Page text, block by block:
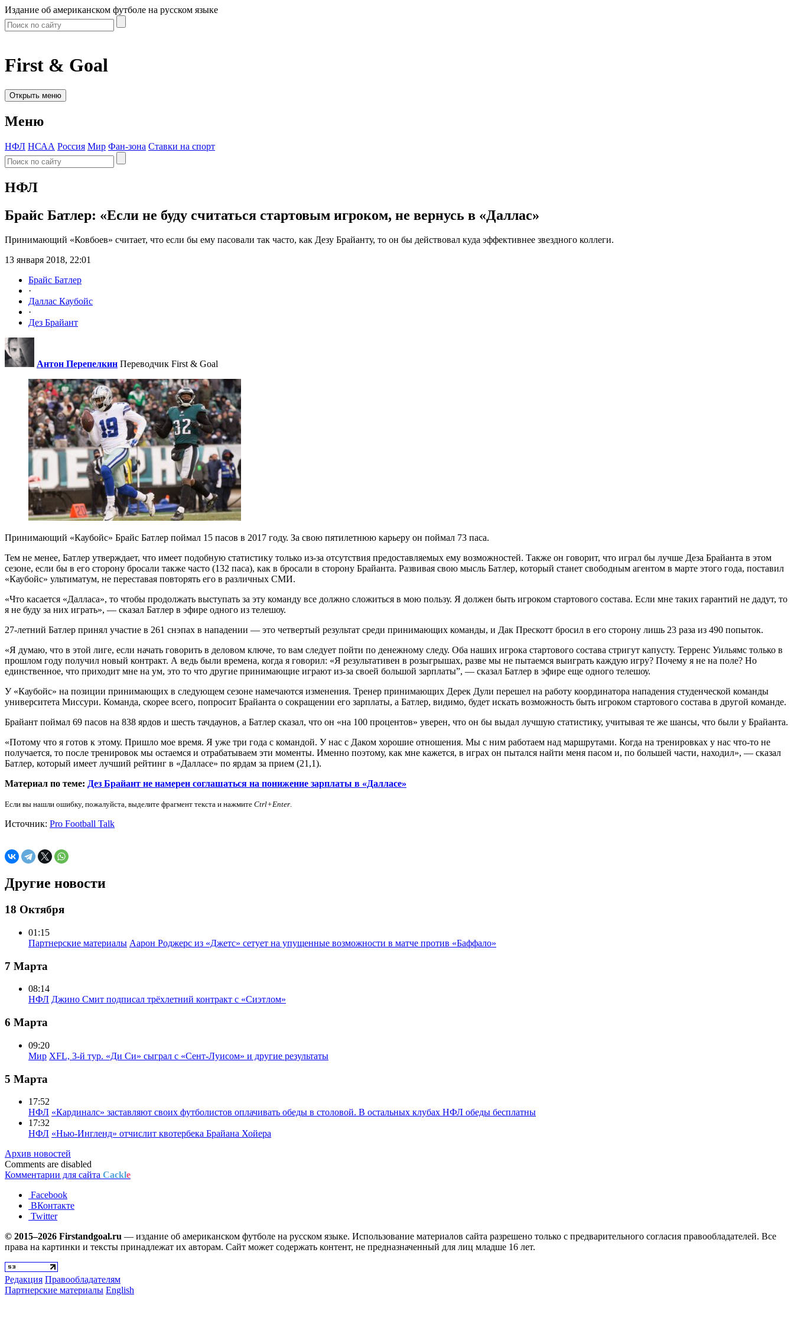
Издание об американском футболе на русском языке
First & Goal
Открыть меню
Меню
НФЛ НСАА Россия Мир Фан-зона Ставки на спорт
НФЛ
Брайс Батлер: «Если не буду считаться стартовым игроком, не вернусь в «Даллас»
Принимающий «Ковбоев» считает, что если бы ему пасовали так часто, как Дезу Брайанту, то он бы действовал куда эффективнее звездного коллеги.
13 января 2018, 22:01
Брайс Батлер
·
Даллас Каубойс
·
Дез Брайант
Антон Перепелкин Переводчик First & Goal
Принимающий «Каубойс» Брайс Батлер поймал 15 пасов в 2017 году. За свою пятилетнюю карьеру он поймал 73 паса.
Тем не менее, Батлер утверждает, что имеет подобную статистику только из-за отсутствия предоставляемых ему возможностей. Также он говорит, что играл бы лучше Деза Брайанта в этом
сезоне, если бы в его сторону бросали также часто (132 паса), как в бросали в сторону Брайанта. Развивая свою мысль Батлер, который станет свободным агентом в марте этого года, поставил
«Каубойс» ультиматум, не переставая повторять его в различных СМИ.
«Что касается «Далласа», то чтобы продолжать выступать за эту команду все должно сложиться в мою пользу. Я должен быть игроком стартового состава. Если мне таких гарантий не дадут, то
я не буду за них играть», — сказал Батлер в эфире одного из телешоу.
27-летний Батлер принял участие в 261 снэпах в нападении — это четвертый результат среди принимающих команды, и Дак Прескотт бросил в его сторону лишь 23 раза из 490 попыток.
«Я думаю, что в этой лиге, если начать говорить в деловом ключе, то вам следует пойти по денежному следу. Оба наших игрока стартового состава стригут капусту. Терренс Уильямс только в
прошлом году получил новый контракт. А ведь были времена, когда я говорил: «Я результативен в розыгрышах, разве мы не пытаемся выиграть каждую игру? Почему я не на поле? Но
единственное, что приходит мне на ум, это то что другие принимающие играют из-за своей большой зарплаты”, — сказал Батлер в эфире еще одного телешоу.
У «Каубойс» на позиции принимающих в следующем сезоне намечаются изменения. Тренер принимающих Дерек Дули перешел на работу координатора нападения студенческой команды
университета Миссури. Команда, скорее всего, попросит Брайанта о сокращении его зарплаты, а Батлер, видимо, будет искать возможность быть игроком стартового состава в другой команде.
Брайант поймал 69 пасов на 838 ярдов и шесть тачдаунов, а Батлер сказал, что он «на 100 процентов» уверен, что он бы выдал лучшую статистику, учитывая те же шансы, что были у Брайанта.
«Потому что я готов к этому. Пришло мое время. Я уже три года с командой. У нас с Даком хорошие отношения. Мы с ним работаем над маршрутами. Когда на тренировках у нас что-то не
получается, то после тренировок мы остаемся и отрабатываем эти моменты. Именно поэтому, как мне кажется, в играх он пытался найти меня пасом и, по большей части, находил», — сказал
Батлер, который имеет лучший рейтинг в «Далласе» по ярдам за прием (21,1).
Материал по теме: Дез Брайант не намерен соглашаться на понижение зарплаты в «Далласе»
Если вы нашли ошибку, пожалуйста, выделите фрагмент текста и нажмите Ctrl+Enter.
Источник: Pro Football Talk
Другие новости
18 Октября
01:15
Партнерские материалы Аарон Роджерс из «Джетс» сетует на упущенные возможности в матче против «Баффало»
7 Марта
08:14
НФЛ Джино Смит подписал трёхлетний контракт с «Сиэтлом»
6 Марта
09:20
Мир XFL, 3-й тур. «Ди Си» сыграл с «Сент-Луисом» и другие результаты
5 Марта
17:52
НФЛ «Кардиналс» заставляют своих футболистов оплачивать обеды в столовой. В остальных клубах НФЛ обеды бесплатны
17:32
НФЛ «Нью-Ингленд» отчислит квотербека Брайана Хойера
Архив новостей
Comments are disabled
Комментарии для сайта Cackle
Facebook
ВКонтакте
Twitter
© 2015–2026 Firstandgoal.ru — издание об американском футболе на русском языке. Использование материалов cайта разрешено только с предварительного согласия правообладателей. Все
права на картинки и тексты принадлежат их авторам. Сайт может содержать контент, не предназначенный для лиц младше 16 лет.
Редакция Правообладателям
Партнерские материалы English